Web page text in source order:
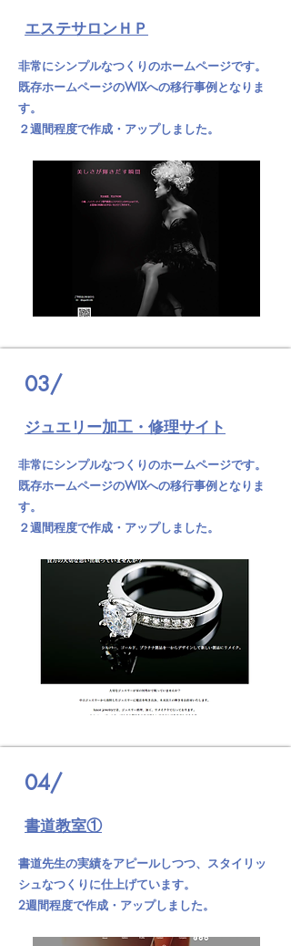
エステサロンＨＰ
非常にシンプルなつくりのホームページです。
既存ホームページのWIXへの移行事例となりま
す。
２週間程度で作成・アップしました。
03/
ジュエリー加工・修理サイト
非常にシンプルなつくりのホームページです。
既存ホームページのWIXへの移行事例となりま
す。
２週間程度で作成・アップしました。
04/
​書道教室①
書道先生の実績をアピールしつつ、スタイリッ
シュなつくりに仕上げています。
2週間程度で作成・アップしました。